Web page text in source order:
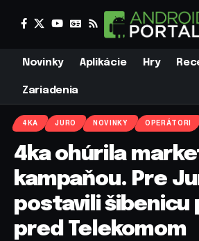
Novinky Aplikácie Hry
Zariadenia
4KA JURO NOVINKY OPERÁTORI
4ka ohúrila
kampaňou. Pre
postavili šibenicu
pred Telekomom